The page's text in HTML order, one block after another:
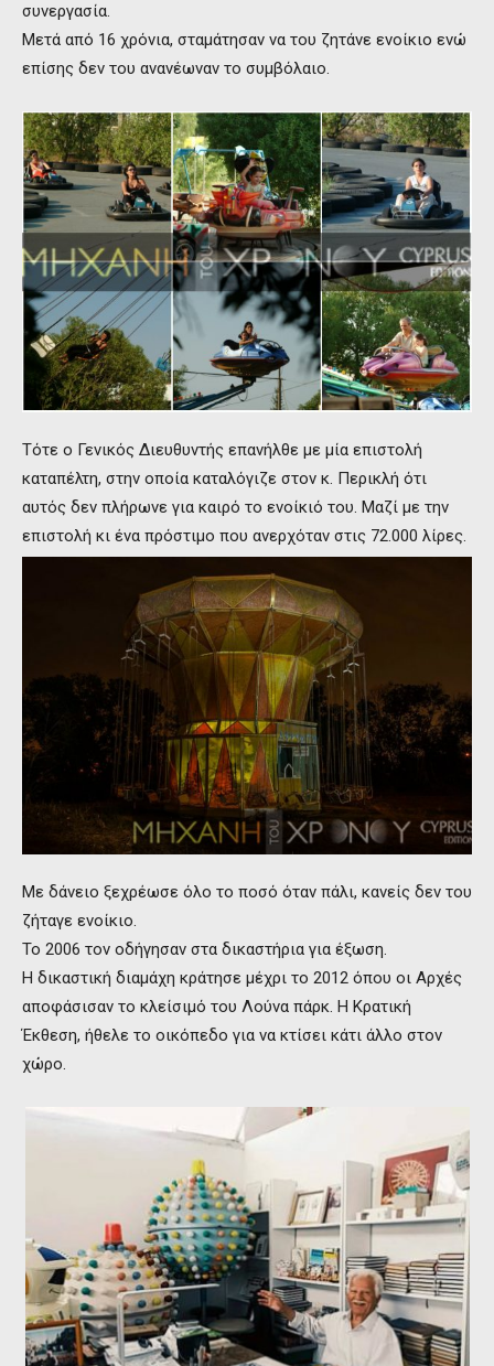
συνεργασία.
Μετά από 16 χρόνια, σταμάτησαν να του ζητάνε ενοίκιο ενώ
επίσης δεν του ανανέωναν το συμβόλαιο.
Τότε ο Γενικός Διευθυντής επανήλθε με μία επιστολή
καταπέλτη, στην οποία καταλόγιζε στον κ. Περικλή ότι
αυτός δεν πλήρωνε για καιρό το ενοίκιό του. Μαζί με την
επιστολή κι ένα πρόστιμο που ανερχόταν στις 72.000 λίρες.
Με δάνειο ξεχρέωσε όλο το ποσό όταν πάλι, κανείς δεν του
ζήταγε ενοίκιο.
Το 2006 τον οδήγησαν στα δικαστήρια για έξωση.
Η δικαστική διαμάχη κράτησε μέχρι το 2012 όπου οι Αρχές
αποφάσισαν το κλείσιμό του Λούνα πάρκ. Η Κρατική
Έκθεση, ήθελε το οικόπεδο για να κτίσει κάτι άλλο στον
χώρο.